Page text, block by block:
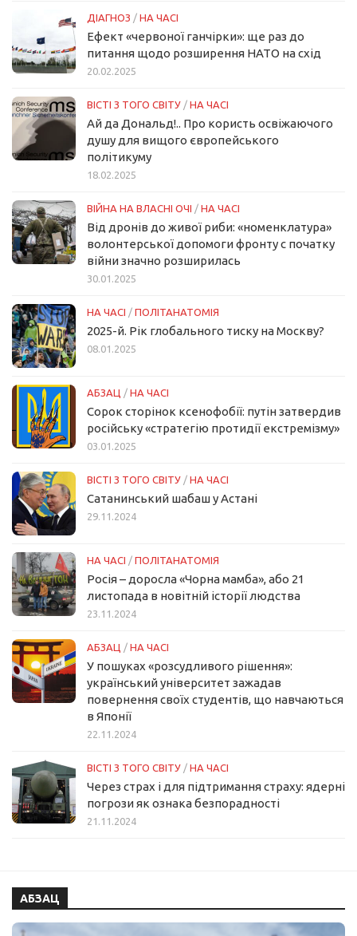
ДІАГНОЗ / НА ЧАСІ
Ефект «червоної ганчірки»: ще раз до
питання щодо розширення НАТО на схід
20.02.2025
ВІСТІ З ТОГО СВІТУ / НА ЧАСІ
Ай да Дональд!.. Про користь освіжаючого
душу для вищого європейського
політикуму
18.02.2025
ВІЙНА НА ВЛАСНІ ОЧІ / НА ЧАСІ
Від дронів до живої риби: «номенклатура»
волонтерської допомоги фронту с початку
війни значно розширилась
30.01.2025
НА ЧАСІ / ПОЛІТАНАТОМІЯ
2025-й. Рік глобального тиску на Москву?
08.01.2025
АБЗАЦ / НА ЧАСІ
Сорок сторінок ксенофобії: путін затвердив
російську «стратегію протидії екстремізму»
03.01.2025
ВІСТІ З ТОГО СВІТУ / НА ЧАСІ
Сатанинський шабаш у Астані
29.11.2024
НА ЧАСІ / ПОЛІТАНАТОМІЯ
Росія – доросла «Чорна мамба», або 21
листопада в новітній історії людства
23.11.2024
АБЗАЦ / НА ЧАСІ
У пошуках «розсудливого рішення»:
український університет зажадав
повернення своїх студентів, що навчаються
в Японії
22.11.2024
ВІСТІ З ТОГО СВІТУ / НА ЧАСІ
Через страх і для підтримання страху: ядерні
погрози як ознака безпорадності
21.11.2024
АБЗАЦ